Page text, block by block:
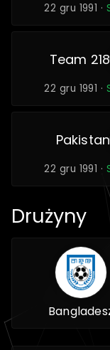
22 gru 1991 ·
Team 218
22 gru 1991 ·
Pakistan
22 gru 1991 ·
Drużyny